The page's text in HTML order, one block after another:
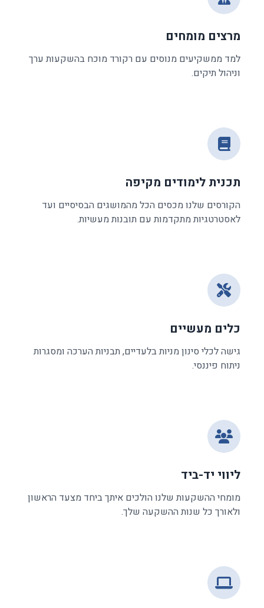
מרצים מומחים
למד ממשקיעים מנוסים עם רקורד מוכח בהשקעות ערך
וניהול תיקים.
תכנית לימודים מקיפה
הקורסים שלנו מכסים הכל מהמושגים הבסיסיים ועד
לאסטרטגיות מתקדמות עם תובנות מעשיות.
כלים מעשיים
גישה לכלי סינון מניות בלעדיים, תבניות הערכה ומסגרות
ניתוח פיננסי.
ליווי יד-ביד
מומחי ההשקעות שלנו הולכים איתך ביחד מצעד הראשון
ולאורך כל שנות ההשקעה שלך.